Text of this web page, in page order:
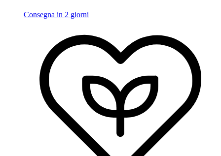
Consegna in 2 giorni